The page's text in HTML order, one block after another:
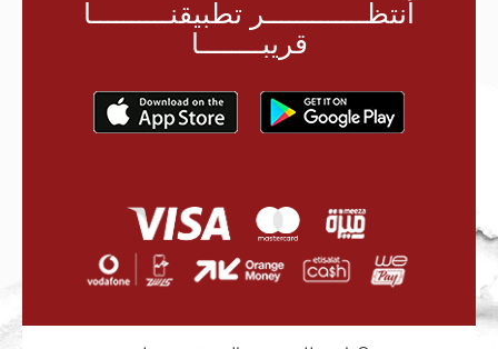
أنتظـــــــــــــر تطبيقنــــــــــا
قريبــــــــا